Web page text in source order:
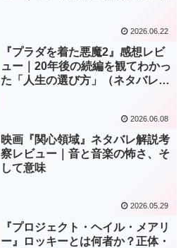
2026.06.22
『プラダを着た悪魔2』感想レビ
ュー｜20年後の続編を観てわかっ
た「人生の選び方」（ネタバレあ
2026.06.08
映画『関心領域』ネタバレ解説考
察レビュー｜音と音楽の怖さ、そ
して意味
2026.05.29
『プロジェクト・ヘイル・メアリ
ー』ロッキーとは何者か？正体・